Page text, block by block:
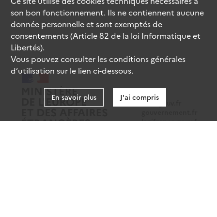
data.gouv.fr
legifrance.gouv.fr
son bon fonctionnement. Ils ne contiennent aucune
donnée personnelle et sont exemptés de
consentements (Article 82 de la loi Informatique et
Libertés).
Vous pouvez consulter les conditions générales
d’utilisation sur le lien ci-dessous.
En savoir plus J'ai compris